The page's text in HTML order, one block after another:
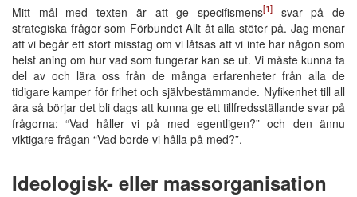
Mitt mål med texten är att ge specifismens[1]svar på de
strategiska frågor som Förbundet Allt åt alla stöter på. Jag menar
att vi begår ett stort misstag om vi låtsas att vi inte har någon som
helst aning om hur vad som fungerar kan se ut. Vi måste kunna ta
del av och lära oss från de många erfarenheter från alla de
tidigare kamper för frihet och självbestämmande. Nyfikenhet till all
ära så börjar det bli dags att kunna ge ett tillfredsställande svar på
frågorna: “Vad håller vi på med egentligen?” och den ännu
viktigare frågan “Vad borde vi hålla på med?”.
Ideologisk- eller massorganisation